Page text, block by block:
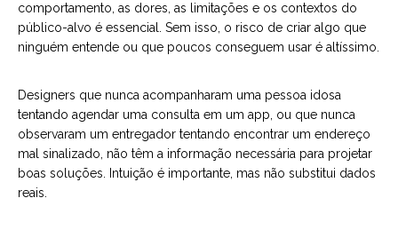
comportamento, as dores, as limitações e os contextos do
público-alvo é essencial. Sem isso, o risco de criar algo que
ninguém entende ou que poucos conseguem usar é altíssimo.
Designers que nunca acompanharam uma pessoa idosa
tentando agendar uma consulta em um app, ou que nunca
observaram um entregador tentando encontrar um endereço
mal sinalizado, não têm a informação necessária para projetar
boas soluções. Intuição é importante, mas não substitui dados
reais.